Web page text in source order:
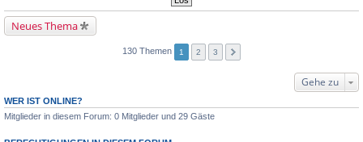
Neues Thema
130 Themen 1 2 3
Gehe zu
WER IST ONLINE?
Mitglieder in diesem Forum: 0 Mitglieder und 29 Gäste